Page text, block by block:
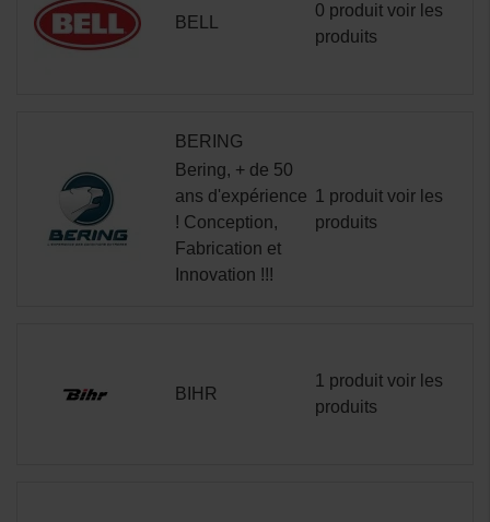
BELL
0 produit voir les
produits
BERING
Bering, + de 50
ans d'expérience
! Conception,
Fabrication et
Innovation !!!
1 produit voir les
produits
BIHR
1 produit voir les
produits